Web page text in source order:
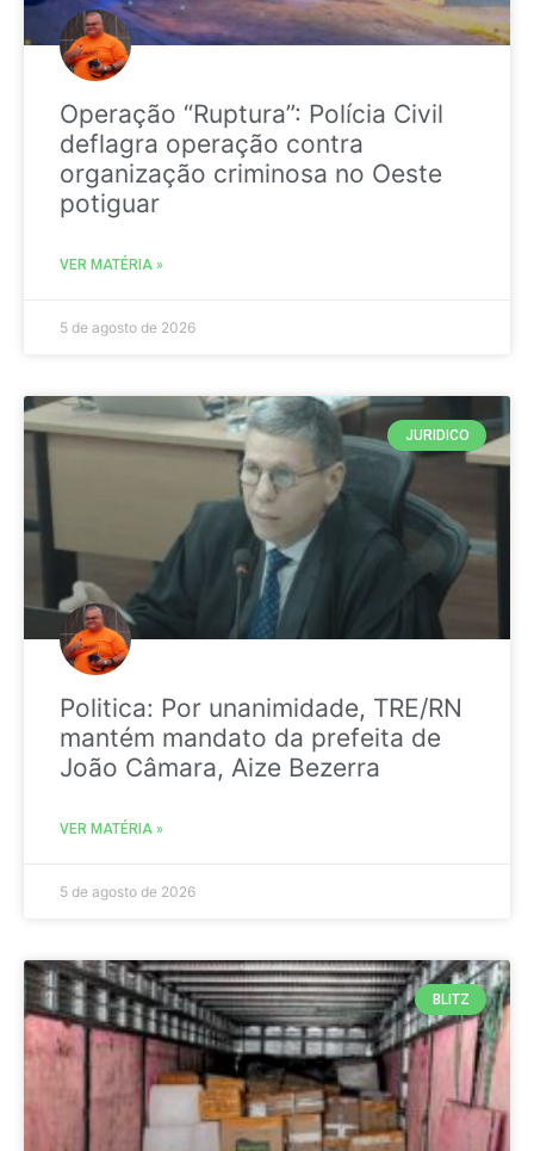
Operação “Ruptura”: Polícia Civil
deflagra operação contra
organização criminosa no Oeste
potiguar
VER MATÉRIA »
5 de agosto de 2026
JURIDICO
Politica: Por unanimidade, TRE/RN
mantém mandato da prefeita de
João Câmara, Aize Bezerra
VER MATÉRIA »
5 de agosto de 2026
BLITZ